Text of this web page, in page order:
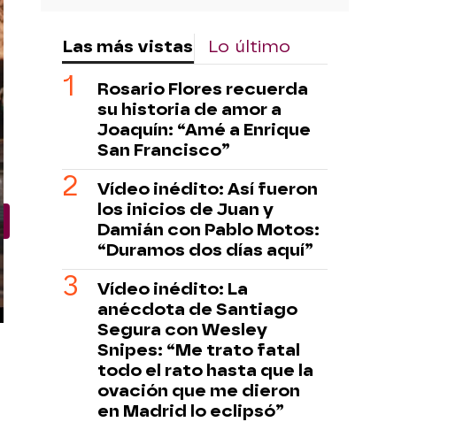
Las más vistas Lo último
Rosario Flores recuerda
su historia de amor a
Joaquín: “Amé a Enrique
San Francisco”
Vídeo inédito: Así fueron
los inicios de Juan y
Damián con Pablo Motos:
“Duramos dos días aquí”
Vídeo inédito: La
anécdota de Santiago
Segura con Wesley
Snipes: “Me trato fatal
todo el rato hasta que la
ovación que me dieron
en Madrid lo eclipsó”